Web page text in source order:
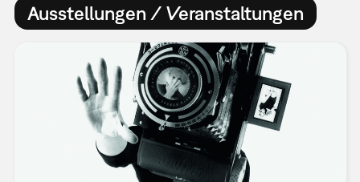
Ausstellungen / Veranstaltungen